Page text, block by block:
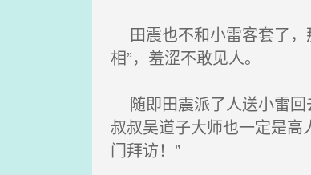
田震也不和小雷客套了，
相”，羞涩不敢见人。
随即田震派了人送小雷回
叔叔吴道子大师也一定是
门拜访！”